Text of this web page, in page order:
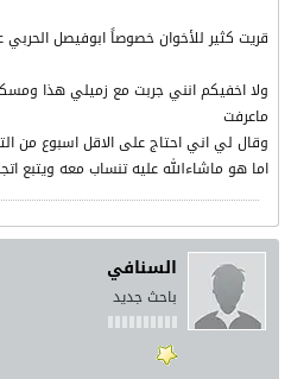
قريت كثير للأخوان خصوصاً ابوفيصل
ولا اخفيكم انني جربت مع زميلي هذا
ماعرفت
وقال لي اني احتاج على الاقل اسبوع من
اما هو ماشاءالله عليه تنساب معه
السنافي
باحث جديد